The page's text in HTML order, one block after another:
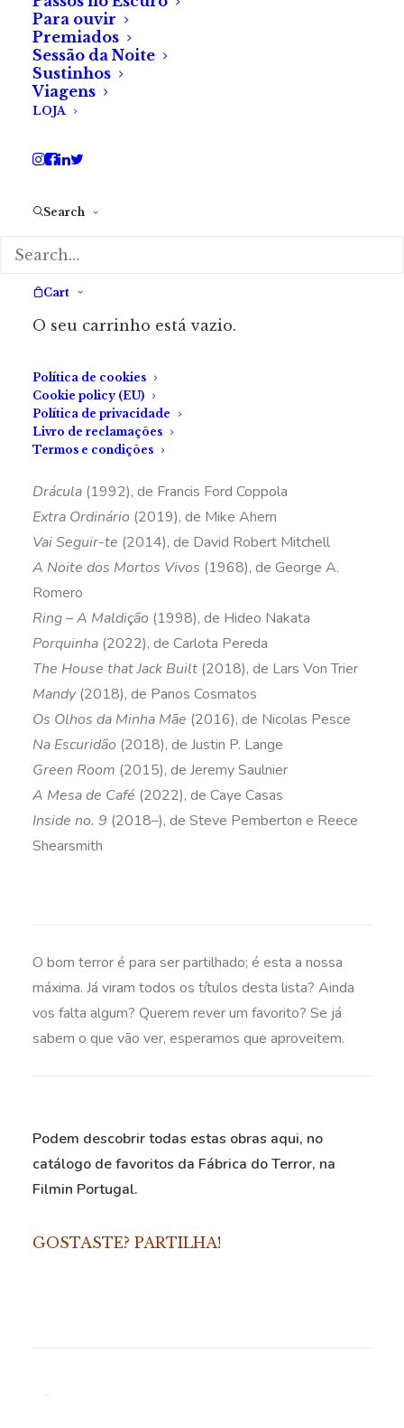
Para ouvir
Premiados
Sessão da Noite
Sustinhos
Viagens
LOJA
Search
Cart
O seu carrinho está vazio.
Política de cookies
Cookie policy (EU)
Política de privacidade
Livro de reclamações
Termos e condições
passarmos algum tempo a tentar decidir qual será a
nossa próxima visualização.
A Fábrica do Terror simplifica assim a
com uma lista de recomendações, algumas
até já abordadas na nossa secção
Nesta lista, podem encontrar as seguintes obras,
O Senhor Babadook
Host(2020), de Rob Savage
Os Inocentes(2021), de Eskil Vogt
Drácula (1992), de Francis Ford Coppola
Extra Ordinário (2019), de Mike Ahern
Vai Seguir-te (2014), de David Robert Mitchell
A Noite dos Mortos Vivos (1968), de George A.
Romero
Ring – A Maldição (1998), de Hideo Nakata
Porquinha (2022), de Carlota Pereda
The House that Jack Built (2018), de Lars Von Trier
Mandy(2018), de Panos Cosmatos
Os Olhos da Minha Mãe (2016), de Nicolas Pesce
Na Escuridão (2018), de Justin P. Lange
Green Room (2015), de Jeremy Saulnier
A Mesa de Café (2022), de Caye Casas
Inside no. 9 (2018–), de Steve Pemberton e Reece
Shearsmith
O bom terror é para ser partilhado; é esta a nossa
máxima. Já viram todos os títulos desta lista? Ainda
vos falta algum? Querem rever um favorito? Se já
sabem o que vão ver, esperamos que aproveitem.
Podem descobrir todas estas obras aqui, no
catálogo de favoritos da Fábrica do Terror, na
Filmin Portugal.
GOSTASTE? PARTILHA!